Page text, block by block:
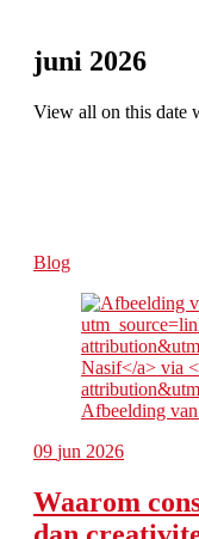
juni 2026
View all on this date
Blog
Afbeelding van
09 jun 2026
Waarom